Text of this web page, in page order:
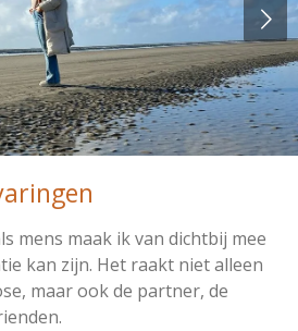
mens maak ik van dichtbij mee
kan zijn. Het raakt niet alleen
maar ook de partner, de